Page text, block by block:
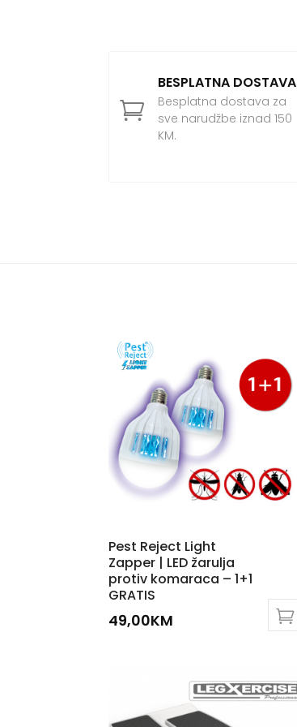

BESPLATNA DOSTAVA
Besplatna dostava za
sve narudžbe iznad 150
KM.
Pest Reject Light
Zapper | LED žarulja
protiv komaraca – 1+1
GRATIS
49,00KM